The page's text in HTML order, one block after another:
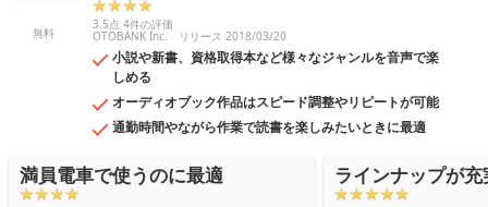
無料
3.5点 4件の評価
OTOBANK Inc. リリース 2018/03/20
小説や新書、資格取得本など様々なジャンルを音声で楽
しめる
オーディオブック作品はスピード調整やリピートが可能
通勤時間やながら作業で読書を楽しみたいときに最適
満員電車で使うのに最適 ラインナップが